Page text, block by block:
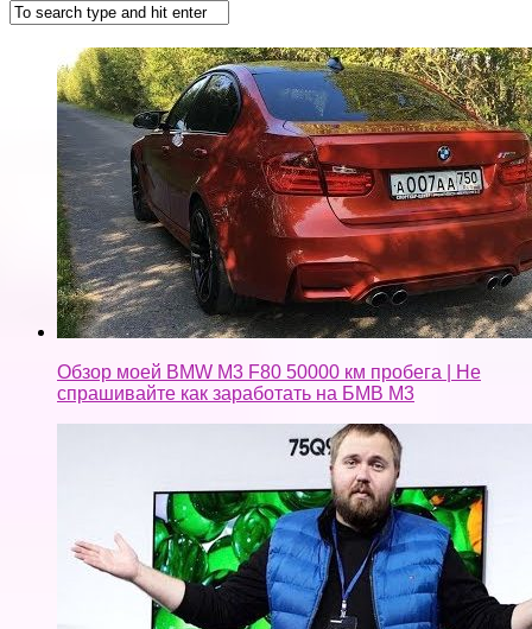
Обзор моей BMW M3 F80 50000 км пробега | Не
спрашивайте как заработать на БМВ М3